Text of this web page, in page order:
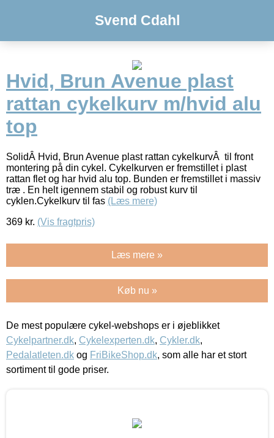
Svend Cdahl
Hvid, Brun Avenue plast
rattan cykelkurv m/hvid alu
top
SolidÂ Hvid, Brun Avenue plast rattan cykelkurvÂ til front
montering på din cykel. Cykelkurven er fremstillet i plast
rattan flet og har hvid alu top. Bunden er fremstillet i massiv
træ . En helt igennem stabil og robust kurv til
cyklen.Cykelkurv til fas (Læs mere)
369 kr. (Vis fragtpris)
Læs mere »
Køb nu »
De mest populære cykel-webshops er i øjeblikket
Cykelpartner.dk, Cykelexperten.dk, Cykler.dk,
Pedalatleten.dk og FriBikeShop.dk, som alle har et stort
sortiment til gode priser.